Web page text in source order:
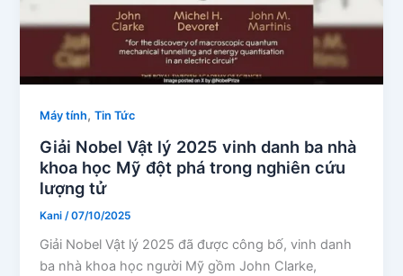
Máy tính,Tin Tức
Giải Nobel Vật lý 2025 vinh danh ba nhà
khoa học Mỹ đột phá trong nghiên cứu
lượng tử
Kani /07/10/2025
Giải Nobel Vật lý 2025 đã được công bố, vinh danh
ba nhà khoa học người Mỹ gồm John Clarke,